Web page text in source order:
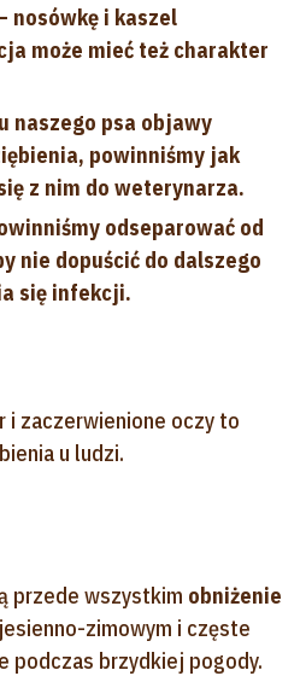
nosówkę i kaszel
może mieć też charakter
naszego psa objawy
powinniśmy jak
z nim do weterynarza.
odseparować od
nie dopuścić do dalszego
się infekcji.
i zaczerwienione oczy to
u ludzi.
przede wszystkim obniżenie
zimowym i częste
podczas brzydkiej pogody.